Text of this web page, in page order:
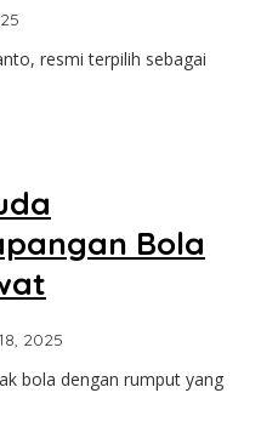
resmi terpilih sebagai
Bola
2025
bola dengan rumput yang